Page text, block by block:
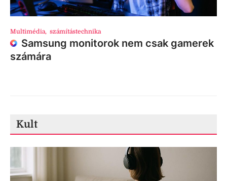
Multimédia, számítástechnika
Samsung monitorok nem csak gamerek
számára
Kult